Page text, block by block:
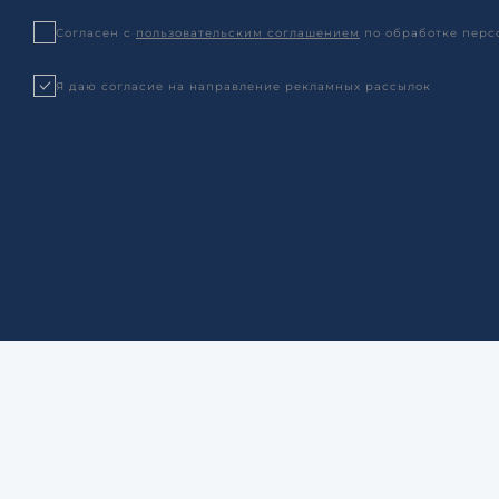
Согласен с пользовательским соглашением по обработке
Я даю согласие на направление рекламных рассылок